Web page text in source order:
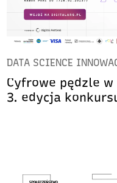
DATA SCIENCE
Cyfrowe pędzle w
3. edycja